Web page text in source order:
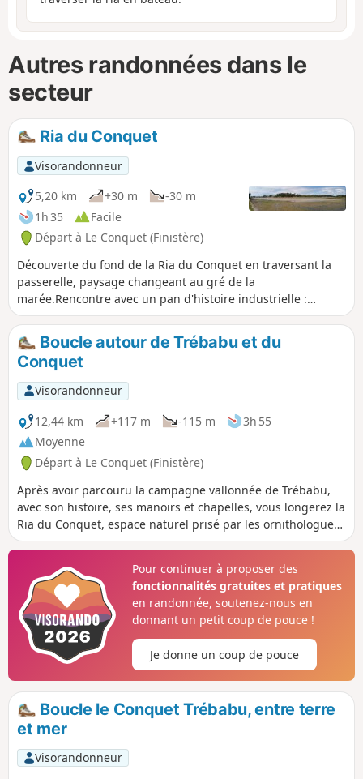
Autres randonnées dans le
secteur
Ria du Conquet
Visorandonneur
5,20 km
+30 m
-30 m
1h 35
Facile
Départ à Le Conquet (Finistère)
Découverte du fond de la Ria du Conquet en traversant la
passerelle, paysage changeant au gré de la
marée.Rencontre avec un pan d'histoire industrielle :
l'ancienne usine à iode datant de 1830.
Boucle autour de Trébabu et du
Conquet
Visorandonneur
12,44 km
+117 m -115 m
3h 55
Moyenne
Départ à Le Conquet (Finistère)
Après avoir parcouru la campagne vallonnée de Trébabu,
avec son histoire, ses manoirs et chapelles, vous longerez la
Ria du Conquet, espace naturel prisé par les ornithologues
puis, depuis la passerelle du Croaë, vous aurez une jolie
Pour continuer à proposer des
fonctionnalités gratuites et pratiques
en randonnée, soutenez-nous en
donnant un petit coup de pouce !
Je donne un coup de pouce
Boucle le Conquet Trébabu, entre terre
et mer
Visorandonneur